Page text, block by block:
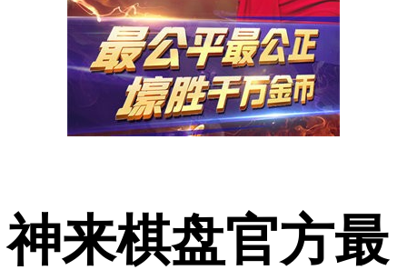
神来棋盘官方最